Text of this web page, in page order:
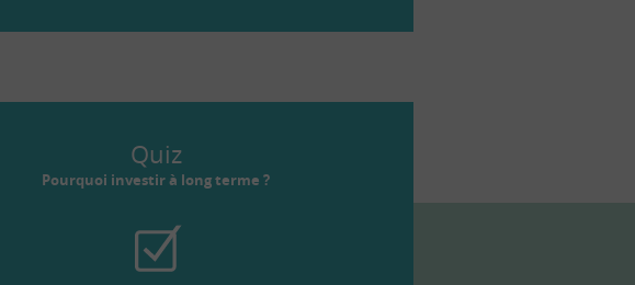
Quiz
Pourquoi investir à long terme ?